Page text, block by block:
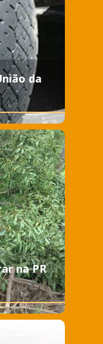
da
na PR